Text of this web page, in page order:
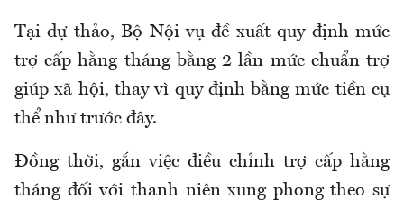
Tại dự thảo, Bộ Nội vụ đề xuất quy định mức
trợ cấp hằng tháng bằng 2 lần mức chuẩn trợ
giúp xã hội, thay vì quy định bằng mức tiền cụ
thể như trước đây.
Đồng thời, gắn việc điều chỉnh trợ cấp hằng
tháng đối với thanh niên xung phong theo sự